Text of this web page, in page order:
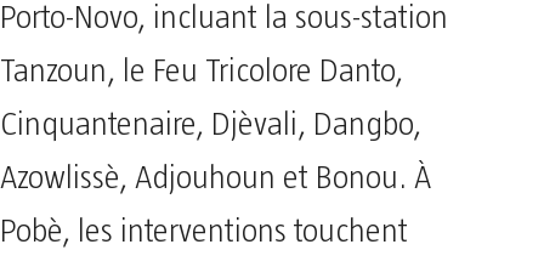
Porto-Novo, incluant la sous-station
Tanzoun, le Feu Tricolore Danto,
Cinquantenaire, Djèvali, Dangbo,
Azowlissè, Adjouhoun et Bonou. À
Pobè, les interventions touchent